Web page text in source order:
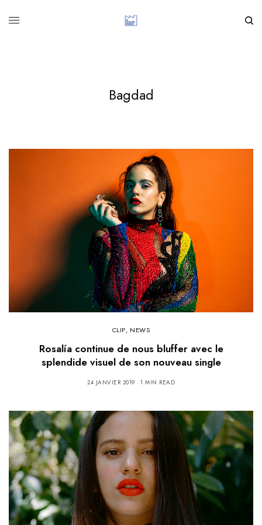
Bagdad
CLIP, NEWS
Rosalía continue de nous bluffer avec le
splendide visuel de son nouveau single
24 JANVIER 2019 1 MIN READ